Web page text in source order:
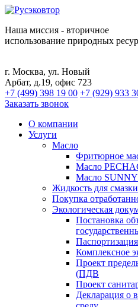
Наша миссия - вторичное
использование природных
г. Москва, ул. Новый
Арбат, д.19, офис 723
+7 (499) 398 19 00 +7 (929) 933
Заказать звонок
О компании
Услуги
Масло
Фритюрное
Масло
Масло
Жидкость для
Покупка
Экологическая
Постановка
Комплексное
Проект
(ПДВ
Проект
Декларация о